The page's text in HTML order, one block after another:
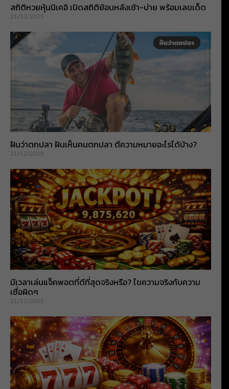
สถิติหวยหุ้นนิเคอิ เปิดสถิติย้อนหลังเช้า-บ่าย พร้อมเลขเด็ด
21/12/2025
ฝันว่าตกปลา ฝันเห็นคนตกปลา ตีความหมายอะไรได้บ้าง?
21/12/2025
มีเวลาเล่นแจ็คพอตที่ดีที่สุดจริงหรือ? ไขความจริงกับความ
เชื่อผิดๆ
21/12/2025